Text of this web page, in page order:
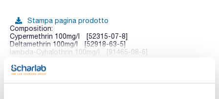
Stampa pagina prodotto
Composition:
Cypermethrin 100mg/l [52315-07-8]
Deltamethrin 100mg/l [52918-63-5]
lambda-Cyhalothrin 100mg/l [91465-08-6]
Vedi di più